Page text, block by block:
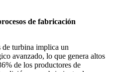
de fabricación
de turbina implica un
avanzado, lo que genera altos
de los productores de